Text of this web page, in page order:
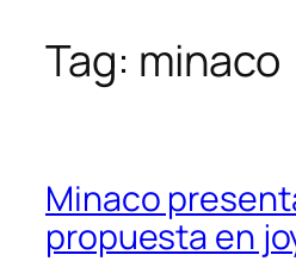
SkipTag: minaco
Minaco
propuesta en